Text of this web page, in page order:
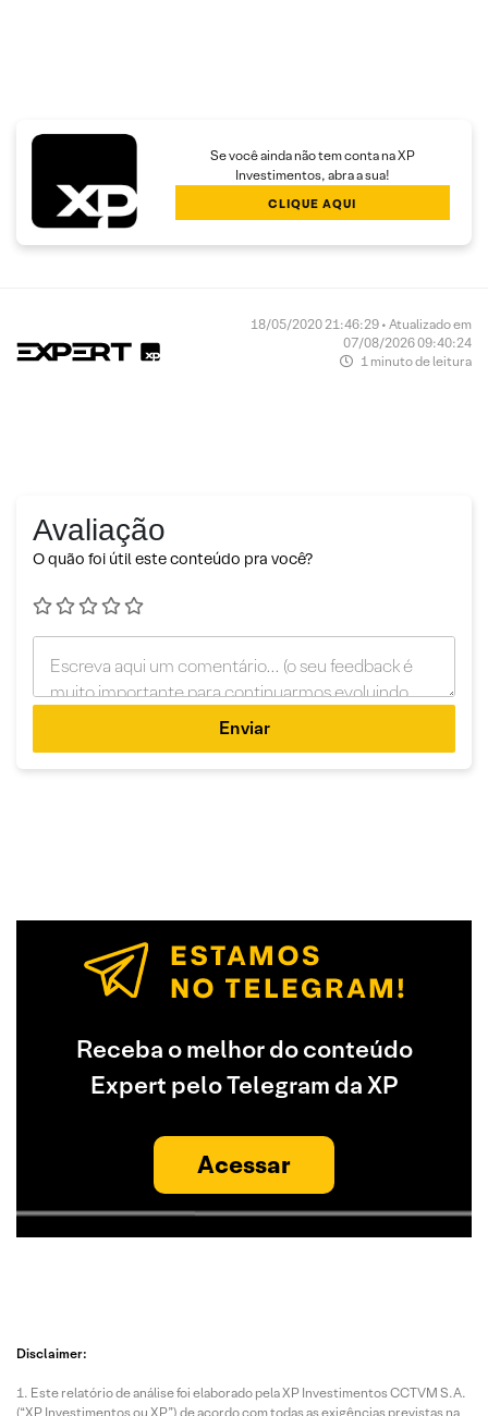
Se você ainda não tem conta na XP
Investimentos, abra a sua!
CLIQUE AQUI
18/05/2020 21:46:29 • Atualizado em
07/08/2026 09:40:24
1 minuto de leitura
Avaliação
O quão foi útil este conteúdo pra você?
Enviar
Receba o melhor do conteúdo
Expert pelo Telegram da XP
Acessar
Disclaimer:
Este relatório de análise foi elaborado pela XP Investimentos CCTVM S.A.
(“XP Investimentos ou XP”) de acordo com todas as exigências previstas na